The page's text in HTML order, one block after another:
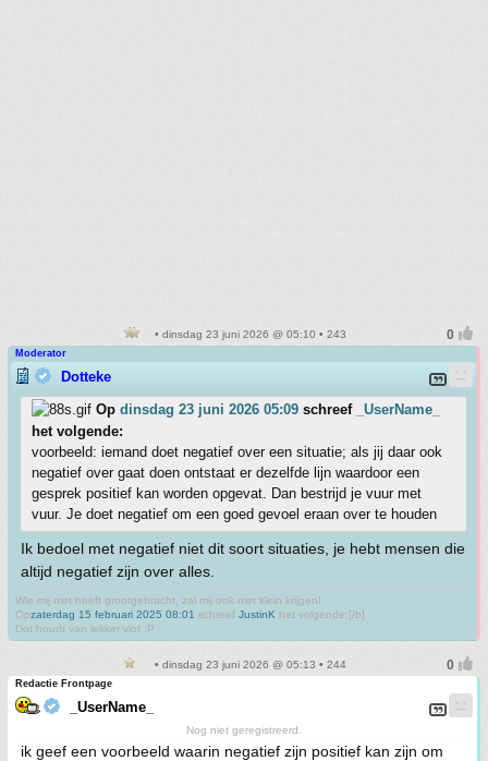
• dinsdag 23 juni 2026 @ 05:10 • 243
Moderator
Dotteke
Op dinsdag 23 juni 2026 05:09 schreef
_UserName_
het volgende:
voorbeeld: iemand doet negatief over een situatie; als jij daar ook
negatief over gaat doen ontstaat er dezelfde lijn waardoor een
gesprek positief kan worden opgevat. Dan bestrijd je vuur met
vuur. Je doet negatief om een goed gevoel eraan over te houden
Ik bedoel met negatief niet dit soort situaties, je hebt mensen die
altijd negatief zijn over alles.
Wie mij niet heeft grootgebracht, zal mij ook niet klein krijgen!
Opzaterdag 15 februari 2025 08:01 schreef JustinK het volgende:[/b]
Dot houdt van lekker vlot :P
• dinsdag 23 juni 2026 @ 05:13 • 244
Redactie Frontpage
_UserName_
Nog niet geregistreerd.
ik geef een voorbeeld waarin negatief zijn positief kan zijn om